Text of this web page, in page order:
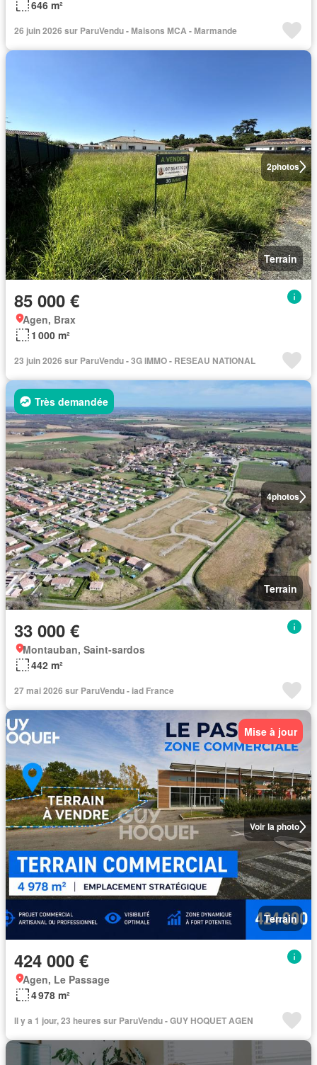
646 m²
26 juin 2026 sur ParuVendu - Maisons MCA - Marmande
2photos
Terrain
85 000 €
Agen, Brax
1 000 m²
23 juin 2026 sur ParuVendu - 3G IMMO - RESEAU NATIONAL
4photos
Très demandée
Terrain
33 000 €
Montauban, Saint-sardos
442 m²
27 mai 2026 sur ParuVendu - iad France
Voir la photo
Mise à jour
Terrain
424 000 €
Agen, Le Passage
4 978 m²
Il y a 1 jour, 23 heures sur ParuVendu - GUY HOQUET AGEN